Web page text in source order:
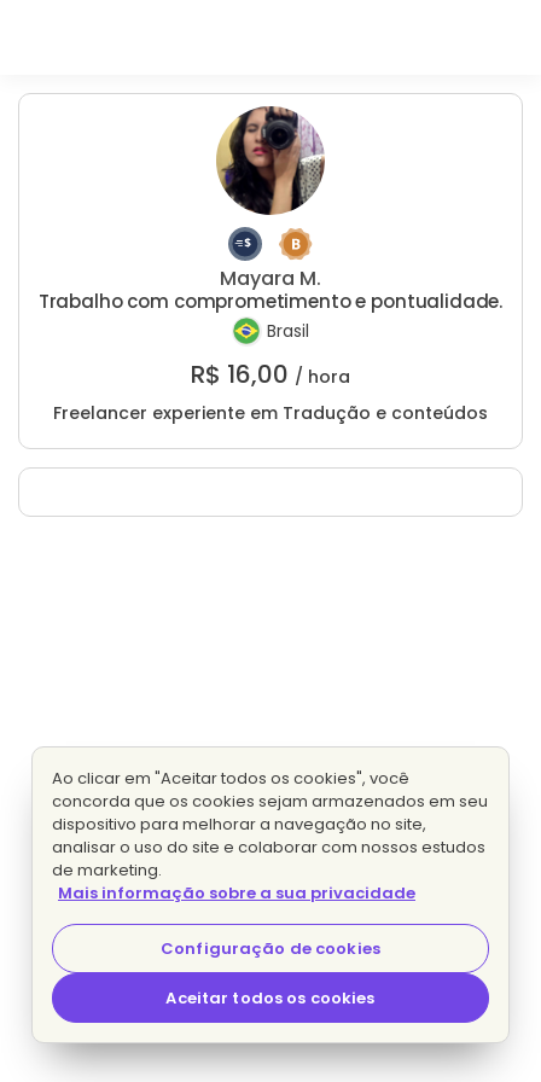
Mayara M.
Trabalho com comprometimento e pontualidade.
Brasil
R$ 16,00 / hora
Freelancer experiente em Tradução e conteúdos
Ao clicar em "Aceitar todos os cookies", você
concorda que os cookies sejam armazenados em seu
dispositivo para melhorar a navegação no site,
analisar o uso do site e colaborar com nossos estudos
de marketing.
Mais informação sobre a sua privacidade
Configuração de cookies
Aceitar todos os cookies